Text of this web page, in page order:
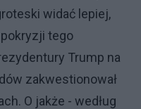
widać lepiej,
tego
Trump na
zakwestionował
O jakże - według